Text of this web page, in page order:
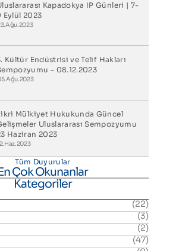
Kapadokya IP Günleri​ | 7-
Eylül 2023
Kültür Endüstrisi ve Telif Hakları
– 08.12.2023
Mülkiyet Hukukunda Güncel
Uluslararası Sempozyumu
Haziran 2023
Tüm Duyurular
Çok Okunanlar
Kategoriler
(22)
(3)
(2)
(47)